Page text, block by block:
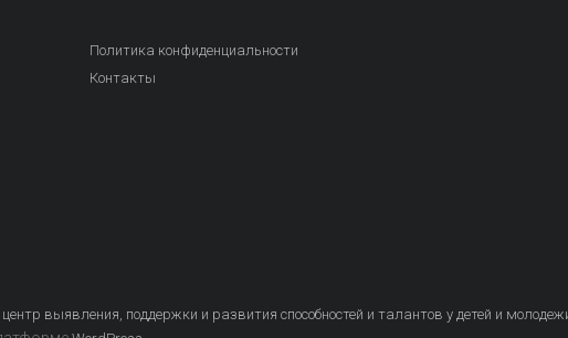
Политика конфиденциальности
Контакты
выявления, поддержки и развития способностей и талантов у детей и